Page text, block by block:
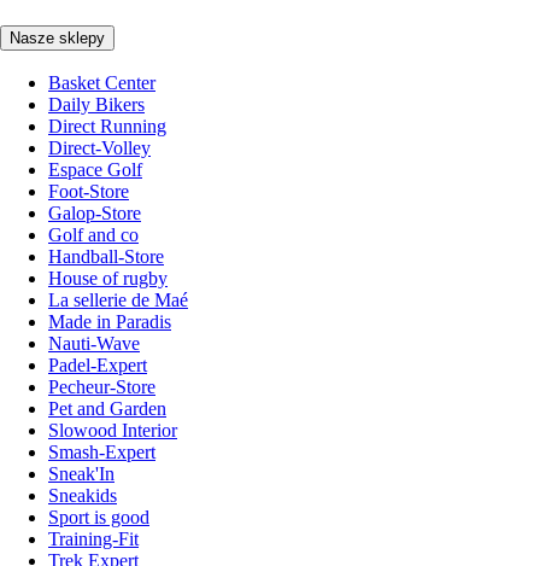
Nasze sklepy
Basket Center
Daily Bikers
Direct Running
Direct-Volley
Espace Golf
Foot-Store
Galop-Store
Golf and co
Handball-Store
House of rugby
La sellerie de Maé
Made in Paradis
Nauti-Wave
Padel-Expert
Pecheur-Store
Pet and Garden
Slowood Interior
Smash-Expert
Sneak'In
Sneakids
Sport is good
Training-Fit
Trek Expert